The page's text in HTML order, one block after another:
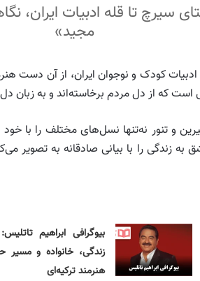
سیرچ تا قله ادبیات ایران،
مجید»
کودک و نوجوان ایران، از آن دست
که از دل مردم برخاسته‌اند و به زبان
و تنور نه‌تنها نسل‌های مختلف را با
به زندگی را با بیانی صادقانه به
بیوگرافی ابراهیم
زندگی، خانواده و مسیر
هنرمند ترکیه‌ای